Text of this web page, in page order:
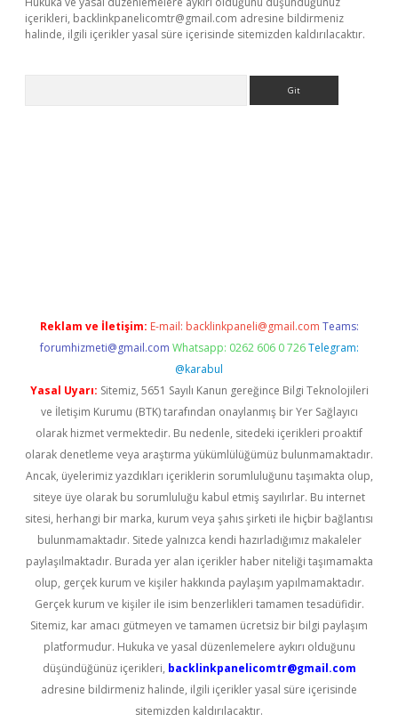
içerikleri, backlinkpanelicomtr@gmail.com adresine bildirmeniz
halinde, ilgili içerikler yasal süre içerisinde sitemizden kaldırılacaktır.
Reklam ve İletişim: E-mail: backlinkpaneli@gmail.com Teams:
forumhizmeti@gmail.com Whatsapp: 0262 606 0 726 Telegram:
@karabul
Yasal Uyarı: Sitemiz, 5651 Sayılı Kanun gereğince Bilgi Teknolojileri
ve İletişim Kurumu (BTK) tarafından onaylanmış bir Yer Sağlayıcı
olarak hizmet vermektedir. Bu nedenle, sitedeki içerikleri proaktif
olarak denetleme veya araştırma yükümlülüğümüz bulunmamaktadır.
Ancak, üyelerimiz yazdıkları içeriklerin sorumluluğunu taşımakta olup,
siteye üye olarak bu sorumluluğu kabul etmiş sayılırlar. Bu internet
sitesi, herhangi bir marka, kurum veya şahıs şirketi ile hiçbir bağlantısı
bulunmamaktadır. Sitede yalnızca kendi hazırladığımız makaleler
paylaşılmaktadır. Burada yer alan içerikler haber niteliği taşımamakta
olup, gerçek kurum ve kişiler hakkında paylaşım yapılmamaktadır.
Gerçek kurum ve kişiler ile isim benzerlikleri tamamen tesadüfidir.
Sitemiz, kar amacı gütmeyen ve tamamen ücretsiz bir bilgi paylaşım
platformudur. Hukuka ve yasal düzenlemelere aykırı olduğunu
düşündüğünüz içerikleri, backlinkpanelicomtr@gmail.com
adresine bildirmeniz halinde, ilgili içerikler yasal süre içerisinde
sitemizden kaldırılacaktır.